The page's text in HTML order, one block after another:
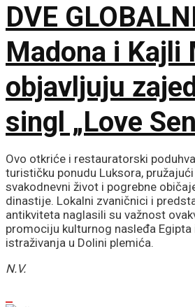
DVE
Madona i Kajli
objavljuju
singl „Love
Ovo otkriće i restauratorski
turističku ponudu Luksora,
svakodnevni život i pogrebne
dinastije. Lokalni zvaničnici i
antikviteta naglasili su važnost
promociju kulturnog nasleđa Egipta
istraživanja u Dolini plemića.
N.V.